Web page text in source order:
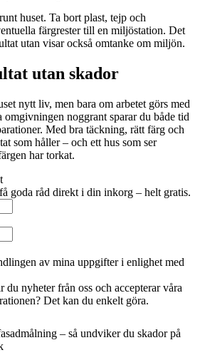
huset. Ta bort plast, tejp och
färgrester till en miljöstation. Det
utan visar också omtanke om miljön.
utan skador
nytt liv, men bara om arbetet görs med
omgivningen noggrant sparar du både tid
Med bra täckning, rätt färg och
som håller – och ett hus som ser
har torkat.
goda råd direkt i din inkorg – helt gratis.
av mina uppgifter i enlighet med
du nyheter från oss och accepterar våra
Det kan du enkelt göra.
– så undviker du skador på